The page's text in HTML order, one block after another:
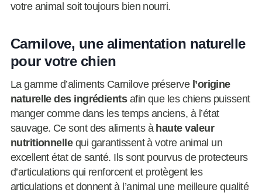
votre animal soit toujours bien nourri.
Carnilove, une alimentation naturelle
pour votre chien
La gamme d’aliments Carnilove préserve l’origine
naturelle des ingrédientsafin que les chiens puissent
manger comme dans les temps anciens, à l’état
sauvage. Ce sont des aliments à haute valeur
nutritionnellequi garantissent à votre animal un
excellent état de santé. Ils sont pourvus de protecteurs
d’articulations qui renforcent et protègent les
articulations et donnent à l’animal une meilleure qualité